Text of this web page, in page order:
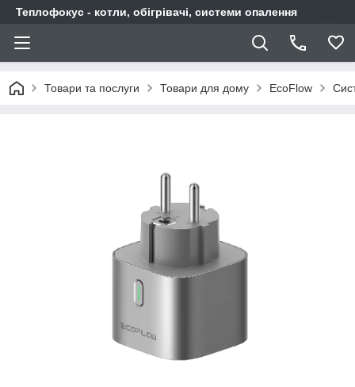
Теплофокус - котли, обігрівачі, системи опалення
Товари та послуги Товари для дому EcoFlow